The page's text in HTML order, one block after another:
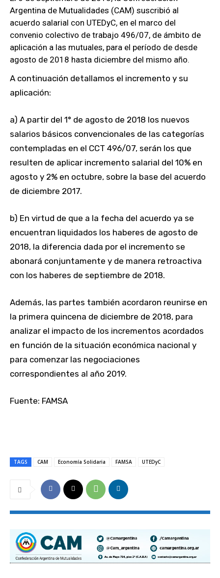
Argentina de Mutualidades (CAM) suscribió al
acuerdo salarial con UTEDyC, en el marco del
convenio colectivo de trabajo 496/07, de ámbito de
aplicación a las mutuales, para el período de desde
agosto de 2018 hasta diciembre del mismo año.
A continuación detallamos el incremento y su
aplicación:
a) A partir del 1° de agosto de 2018 los nuevos
salarios básicos convencionales de las categorías
contempladas en el CCT 496/07, serán los que
resulten de aplicar incremento salarial del 10% en
agosto y 2% en octubre, sobre la base del acuerdo
de diciembre 2017.
b) En virtud de que a la fecha del acuerdo ya se
encuentran liquidados los haberes de agosto de
2018, la diferencia dada por el incremento se
abonará conjuntamente y de manera retroactiva
con los haberes de septiembre de 2018.
Además, las partes también acordaron reunirse en
la primera quincena de diciembre de 2018, para
analizar el impacto de los incrementos acordados
en función de la situación económica nacional y
para comenzar las negociaciones
correspondientes al año 2019.
Fuente: FAMSA
TAGS CAM Economía Solidaria FAMSA UTEDyC